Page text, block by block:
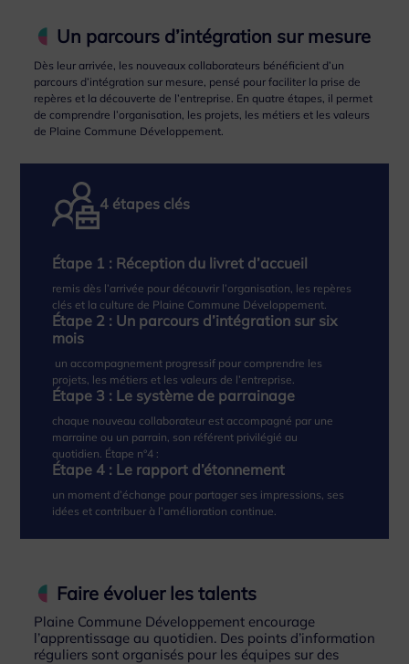
Un parcours d’intégration sur mesure
Dès leur arrivée, les nouveaux collaborateurs bénéficient d’un
parcours d’intégration sur mesure, pensé pour faciliter la prise de
repères et la découverte de l’entreprise. En quatre étapes, il permet
de comprendre l’organisation, les projets, les métiers et les valeurs
de Plaine Commune Développement.
4 étapes clés
Étape 1 : Réception du livret d’accueil
remis dès l’arrivée pour découvrir l’organisation, les repères
clés et la culture de Plaine Commune Développement.
Étape 2 : Un parcours d’intégration sur six
mois
un accompagnement progressif pour comprendre les
projets, les métiers et les valeurs de l’entreprise.
Étape 3 : Le système de parrainage
chaque nouveau collaborateur est accompagné par une
marraine ou un parrain, son référent privilégié au
quotidien. Étape n°4 :
Étape 4 : Le rapport d’étonnement
un moment d’échange pour partager ses impressions, ses
idées et contribuer à l’amélioration continue.
Faire évoluer les talents
Plaine Commune Développement encourage
l’apprentissage au quotidien. Des points d’information
réguliers sont organisés pour les équipes sur des